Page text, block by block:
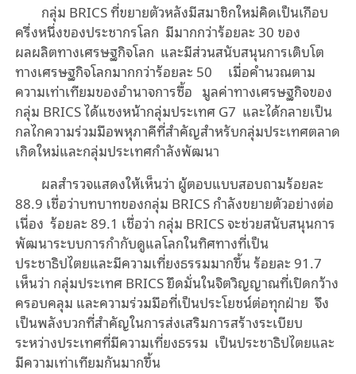
กลุ่ม BRICS ที่ขยายตัวหลังมีสมาชิกใหม่คิดเป็นเกือบ
ครึ่งหนึ่งของประชากรโลก มีมากกว่าร้อยละ 30 ของ
ผลผลิตทางเศรษฐกิจโลก และมีส่วนสนับสนุนการเติบโต
ทางเศรษฐกิจโลกมากกว่าร้อยละ 50 เมื่อคำนวณตาม
ความเท่าเทียมของอำนาจการซื้อ มูลค่าทางเศรษฐกิจของ
กลุ่ม BRICS ได้แซงหน้ากลุ่มประเทศ G7 และได้กลายเป็น
กลไกความร่วมมือพหุภาคีที่สำคัญสำหรับกลุ่มประเทศตลาด
เกิดใหม่และกลุ่มประเทศกำลังพัฒนา
ผลสำรวจแสดงให้เห็นว่า ผู้ตอบแบบสอบถามร้อยละ
88.9 เชื่อว่าบทบาทของกลุ่ม BRICS กำลังขยายตัวอย่างต่อ
เนื่อง ร้อยละ 89.1 เชื่อว่า กลุ่ม BRICS จะช่วยสนับสนุนการ
พัฒนาระบบการกำกับดูแลโลกในทิศทางที่เป็น
ประชาธิปไตยและมีความเที่ยงธรรมมากขึ้น ร้อยละ 91.7
เห็นว่า กลุ่มประเทศ BRICS ยึดมั่นในจิตวิญญาณที่เปิดกว้าง
ครอบคลุม และความร่วมมือที่เป็นประโยชน์ต่อทุกฝ่าย จึง
เป็นพลังบวกที่สำคัญในการส่งเสริมการสร้างระเบียบ
ระหว่างประเทศที่มีความเที่ยงธรรม เป็นประชาธิปไตยและ
มีความเท่าเทียมกันมากขึ้น